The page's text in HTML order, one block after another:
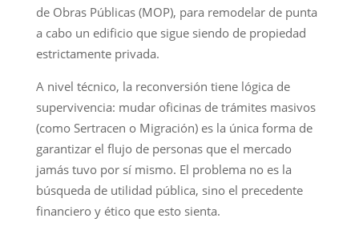
de Obras Públicas (MOP), para remodelar de punta
a cabo un edificio que sigue siendo de propiedad
estrictamente privada.
A nivel técnico, la reconversión tiene lógica de
supervivencia: mudar oficinas de trámites masivos
(como Sertracen o Migración) es la única forma de
garantizar el flujo de personas que el mercado
jamás tuvo por sí mismo. El problema no es la
búsqueda de utilidad pública, sino el precedente
financiero y ético que esto sienta.